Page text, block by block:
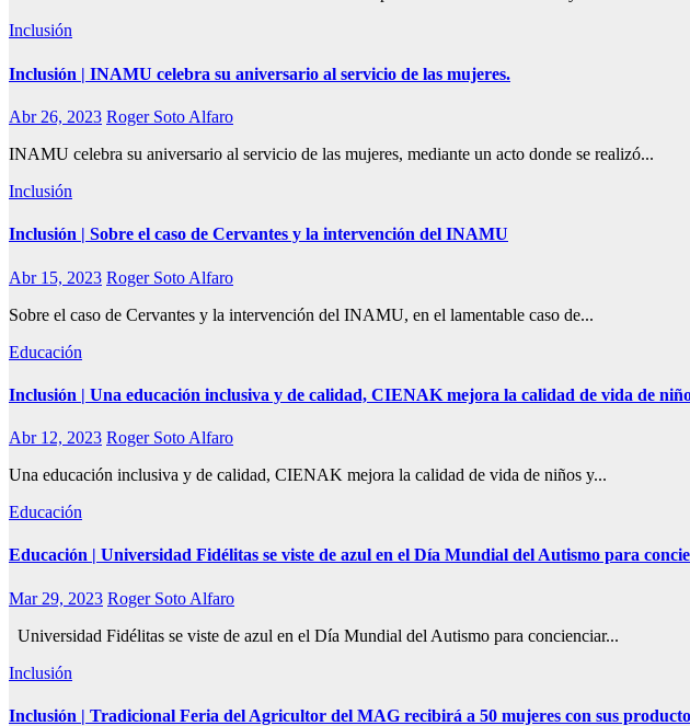
Inclusión
Inclusión | INAMU celebra su aniversario al servicio de las mujeres.
Abr 26, 2023 Roger Soto Alfaro
INAMU celebra su aniversario al servicio de las mujeres, mediante un acto donde se realizó...
Inclusión
Inclusión | Sobre el caso de Cervantes y la intervención del INAMU
Abr 15, 2023 Roger Soto Alfaro
Sobre el caso de Cervantes y la intervención del INAMU, en el lamentable caso de...
Educación
Inclusión | Una educación inclusiva y de calidad, CIENAK mejora la calidad de vida de
Abr 12, 2023 Roger Soto Alfaro
Una educación inclusiva y de calidad, CIENAK mejora la calidad de vida de niños y...
Educación
Educación | Universidad Fidélitas se viste de azul en el Día Mundial del Autismo para
Mar 29, 2023 Roger Soto Alfaro
Universidad Fidélitas se viste de azul en el Día Mundial del Autismo para concienciar...
Inclusión
Inclusión | Tradicional Feria del Agricultor del MAG recibirá a 50 mujeres con sus